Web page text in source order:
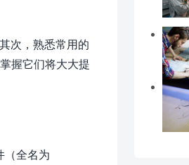
次，熟悉常用的
握它们将大大提
（全名为